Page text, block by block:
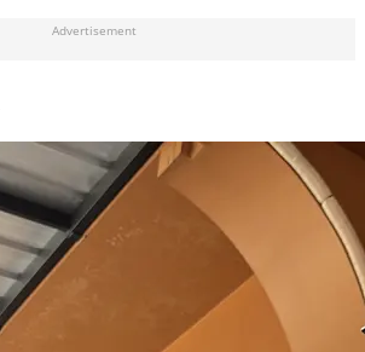
Advertisement